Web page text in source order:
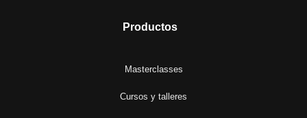
Productos
Masterclasses
Cursos y talleres